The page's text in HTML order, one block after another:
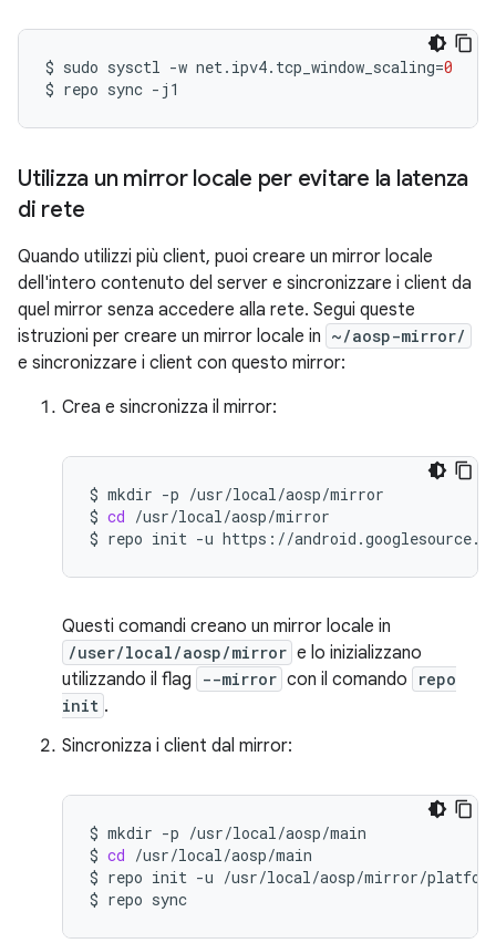
$ sudo sysctl -w net.ipv4.tcp_window_scaling=0
$ repo sync
Utilizza un mirror locale per evitare la latenza
di rete
Quando utilizzi più client, puoi creare un mirror locale
dell'intero contenuto del server e sincronizzare i client da
quel mirror senza accedere alla rete. Segui queste
istruzioni per creare un mirror locale in ~/aosp-mirror/
e sincronizzare i client con questo mirror:
Crea e sincronizza il mirror:
$ mkdir -p /usr/local/aosp/mirror
$ cd /usr/local/aosp/mirror
$ repo init -u https://
Questi comandi creano un mirror locale in
/user/local/aosp/mirror e lo inizializzano
utilizzando il flag
--mirror con il comando
repo
init .
Sincronizza i client dal mirror:
$ mkdir -p /usr/local/aosp/main
$ cd /usr/local/aosp/main
$ repo init -u /usr/local/aosp/mirror/
$ repo